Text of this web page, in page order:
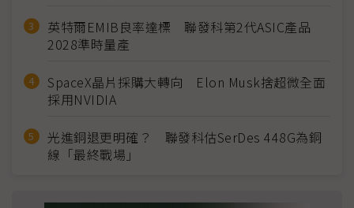
英特爾EMIB良率達標 聯發科第2代ASIC產品
2028準時量產
SpaceX晶片採購大轉向 Elon Musk捨超微全面
採用NVIDIA
光進銅退更明確？ 聯發科估SerDes 448G為銅
線「最終戰場」